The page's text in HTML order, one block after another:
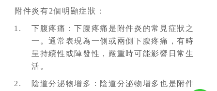
附件炎有2個明顯症狀：
下腹疼痛：下腹疼痛是附件炎的常見症狀之
一。通常表現為一側或兩側下腹疼痛，有時
呈持續性或陣發性，嚴重時可能影響日常生
活。
陰道分泌物增多：陰道分泌物增多也是附件